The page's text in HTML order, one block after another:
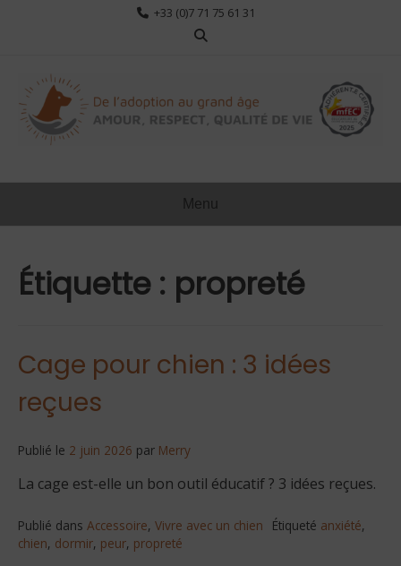
+33 (0)7 71 75 61 31
Menu
Étiquette : propreté
Cage pour chien : 3 idées
reçues
Publié le 2 juin 2026 par Merry
La cage est-elle un bon outil éducatif ? 3 idées reçues.
Publié dans Accessoire, Vivre avec un chien Étiqueté anxiété,
chien, dormir, peur, propreté